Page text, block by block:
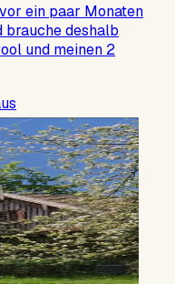
ein paar Monaten
brauche deshalb
und meinen 2